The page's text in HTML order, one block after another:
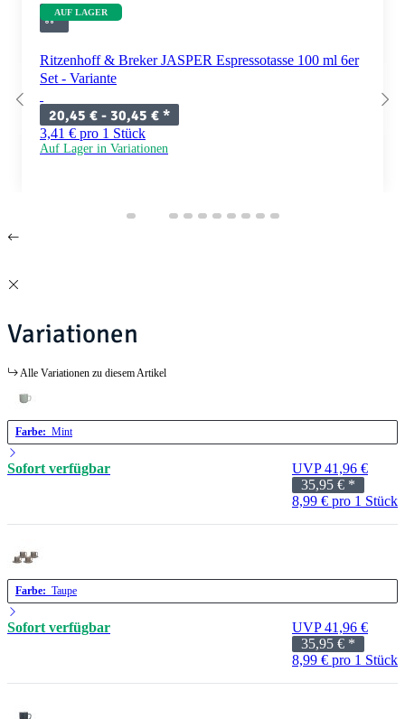
AUF LAGER
Ritzenhoff & Breker JASPER Espressotasse 100 ml 6er
Set - Variante
20,45 € - 30,45 € *
3,41 € pro 1 Stück
Auf Lager in Variationen
Variationen
Alle Variationen zu diesem Artikel
Farbe: Mint
Sofort verfügbar
UVP 41,96 €
35,95 € *
8,99 € pro 1 Stück
Farbe: Taupe
Sofort verfügbar
UVP 41,96 €
35,95 € *
8,99 € pro 1 Stück